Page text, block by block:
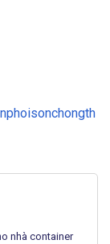
nhà container